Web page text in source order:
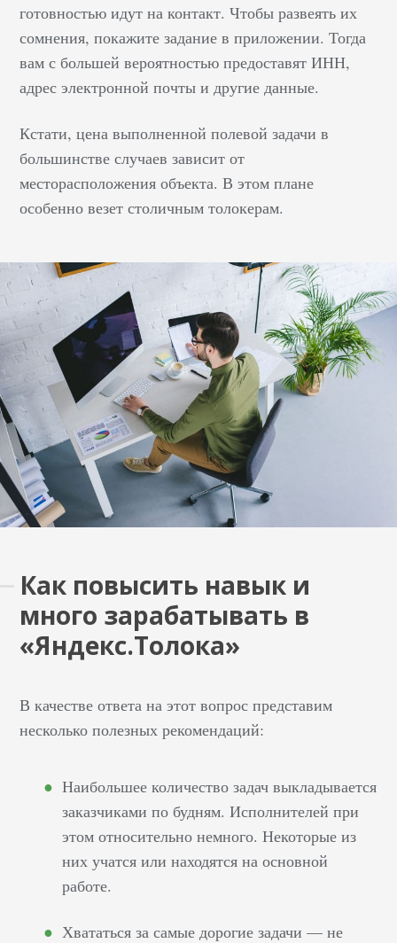
готовностью идут на контакт. Чтобы развеять их
сомнения, покажите задание в приложении. Тогда
вам с большей вероятностью предоставят ИНН,
адрес электронной почты и другие данные.
Кстати, цена выполненной полевой задачи в
большинстве случаев зависит от
месторасположения объекта. В этом плане
особенно везет столичным толокерам.
Как повысить навык и
много зарабатывать в
«Яндекс.Толока»
В качестве ответа на этот вопрос представим
несколько полезных рекомендаций:
Наибольшее количество задач выкладывается
заказчиками по будням. Исполнителей при
этом относительно немного. Некоторые из
них учатся или находятся на основной
работе.
Хвататься за самые дорогие задачи — не